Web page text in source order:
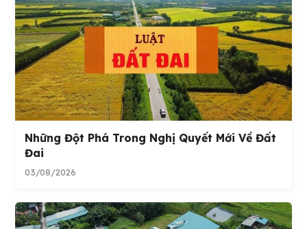
Những Đột Phá Trong Nghị Quyết Mới Về Đất
Đai
03/08/2026